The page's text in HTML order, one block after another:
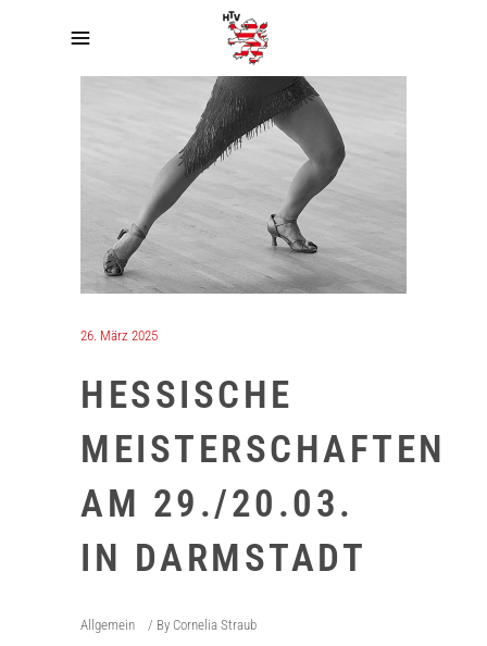
26. März 2025
HESSISCHE
MEISTERSCHAFTEN
AM 29./20.03.
IN DARMSTADT
Allgemein By Cornelia Straub